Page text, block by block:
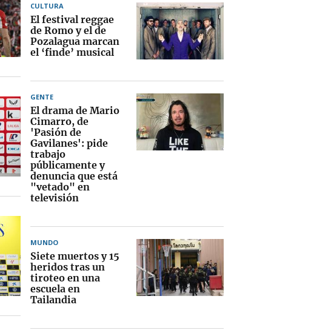
CULTURA
El festival reggae
de Romo y el de
Pozalagua marcan
el ‘finde’ musical
GENTE
El drama de Mario
Cimarro, de
'Pasión de
Gavilanes': pide
trabajo
públicamente y
denuncia que está
"vetado" en
televisión
MUNDO
Siete muertos y 15
heridos tras un
tiroteo en una
escuela en
Tailandia